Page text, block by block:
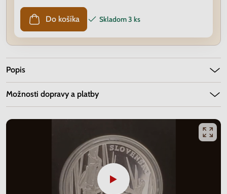
Do košíka Skladom3 ks
Popis
Možnosti dopravy a platby